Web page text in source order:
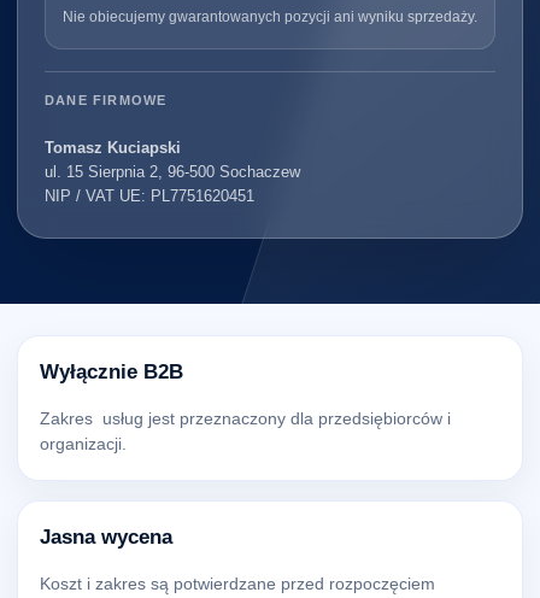
Nie obiecujemy gwarantowanych pozycji ani wyniku sprzedaży.
DANE FIRMOWE
Tomasz Kuciapski
ul. 15 Sierpnia 2, 96-500 Sochaczew
NIP / VAT UE: PL7751620451
Wyłącznie B2B
Zakres usług jest przeznaczony dla przedsiębiorców i
organizacji.
Jasna wycena
Koszt i zakres są potwierdzane przed rozpoczęciem